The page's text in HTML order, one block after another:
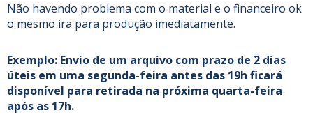
Não havendo problema com o material e o financeiro ok
o mesmo ira para produção imediatamente.
Exemplo: Envio de um arquivo com prazo de 2 dias
úteis em uma segunda-feira antes das 19h ficará
disponível para retirada na próxima quarta-feira
após as 17h.